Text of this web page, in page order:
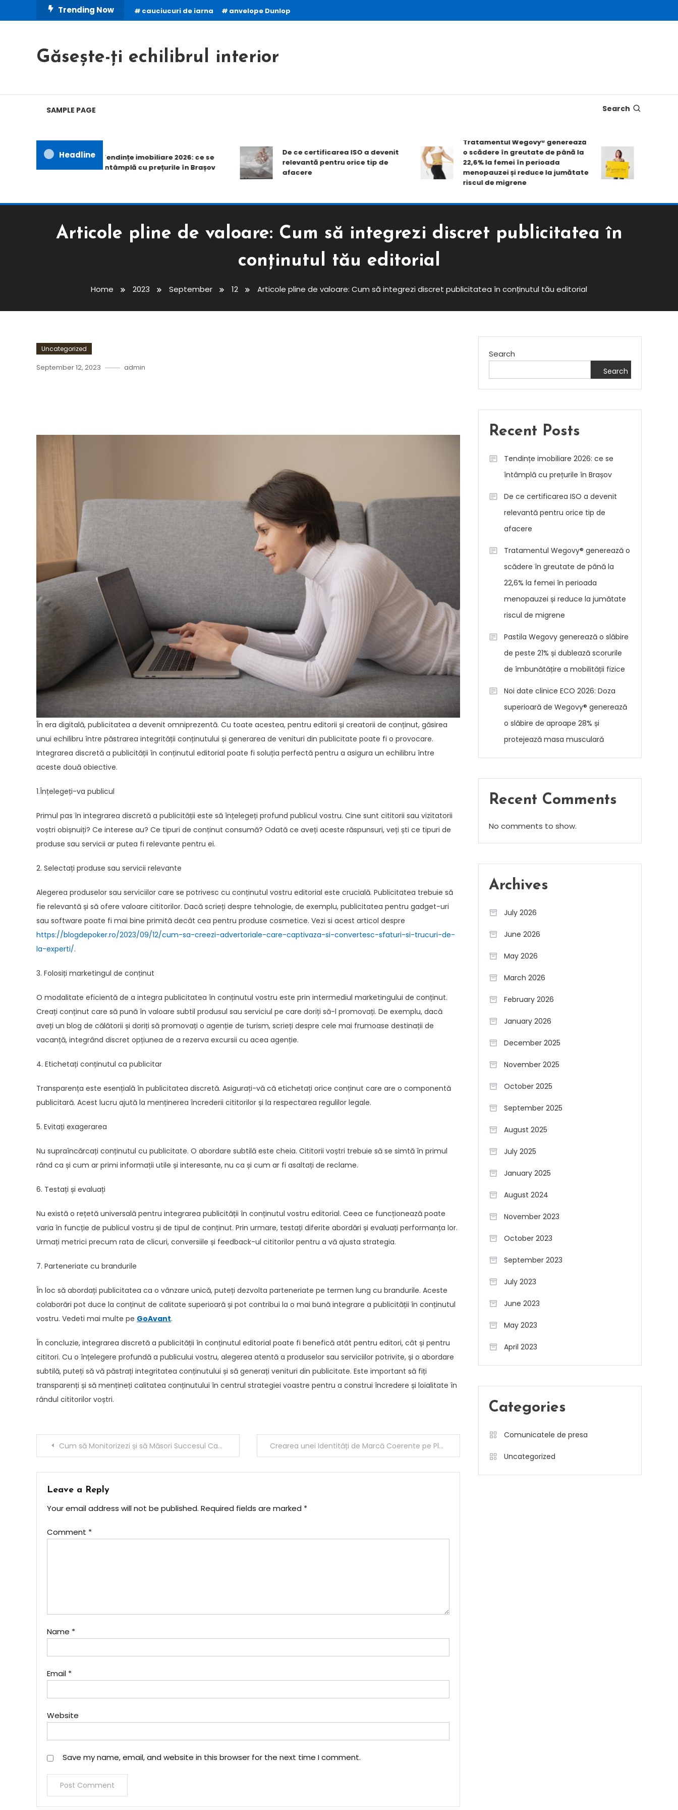
To
Trending Now cauciucuri de iarna anvelope Dunlop
Găsește-ți echilibrul interior
SAMPLE PAGE Search
HeadlineTendințe imobiliare 2026: ce se
întâmplă cu prețurile în Brașov
De ce certificarea ISO a devenit
relevantă pentru orice tip de
afacere
Tratamentul Wegovy® generează
o scădere în greutate de până la
22,6% la femei în perioada
menopauzei și reduce la jumătate
riscul de migrene
Pastila
scorurile de
mobilității
Articole pline de valoare: Cum să integrezi discret publicitatea în
conținutul tău editorial
Home 2023 September 12 Articole pline de valoare: Cum să integrezi discret publicitatea în conținutul tău editorial
Uncategorized
September 12, 2023 admin
În era digitală, publicitatea a devenit omniprezentă. Cu toate acestea, pentru editorii și creatorii de conținut, găsirea
unui echilibru între păstrarea integrității conținutului și generarea de venituri din publicitate poate fi o provocare.
Integrarea discretă a publicității în conținutul editorial poate fi soluția perfectă pentru a asigura un echilibru între
aceste două obiective.
1.Înțelegeți-va publicul
Primul pas în integrarea discretă a publicității este să înțelegeți profund publicul vostru. Cine sunt cititorii sau vizitatorii
voștri obișnuiți? Ce interese au? Ce tipuri de conținut consumă? Odată ce aveți aceste răspunsuri, veți ști ce tipuri de
produse sau servicii ar putea fi relevante pentru ei.
2. Selectați produse sau servicii relevante
Alegerea produselor sau serviciilor care se potrivesc cu conținutul vostru editorial este crucială. Publicitatea trebuie să
fie relevantă și să ofere valoare cititorilor. Dacă scrieți despre tehnologie, de exemplu, publicitatea pentru gadget-uri
sau software poate fi mai bine primită decât cea pentru produse cosmetice. Vezi si acest articol despre
https://blogdepoker.ro/2023/09/12/cum-sa-creezi-advertoriale-care-captivaza-si-convertesc-sfaturi-si-trucuri-de-
la-experti/.
3. Folosiți marketingul de conținut
O modalitate eficientă de a integra publicitatea în conținutul vostru este prin intermediul marketingului de conținut.
Creați conținut care să pună în valoare subtil produsul sau serviciul pe care doriți să-l promovați. De exemplu, dacă
aveți un blog de călătorii și doriți să promovați o agenție de turism, scrieți despre cele mai frumoase destinații de
vacanță, integrând discret opțiunea de a rezerva excursii cu acea agenție.
4. Etichetați conținutul ca publicitar
Transparența este esențială în publicitatea discretă. Asigurați-vă că etichetați orice conținut care are o componentă
publicitară. Acest lucru ajută la menținerea încrederii cititorilor și la respectarea regulilor legale.
5. Evitați exagerarea
Nu supraîncărcați conținutul cu publicitate. O abordare subtilă este cheia. Cititorii voștri trebuie să se simtă în primul
rând ca și cum ar primi informații utile și interesante, nu ca și cum ar fi asaltați de reclame.
6. Testați și evaluați
Nu există o rețetă universală pentru integrarea publicității în conținutul vostru editorial. Ceea ce funcționează poate
varia în funcție de publicul vostru și de tipul de conținut. Prin urmare, testați diferite abordări și evaluați performanța lor.
Urmați metrici precum rata de clicuri, conversiile și feedback-ul cititorilor pentru a vă ajusta strategia.
7. Parteneriate cu brandurile
În loc să abordați publicitatea ca o vânzare unică, puteți dezvolta parteneriate pe termen lung cu brandurile. Aceste
colaborări pot duce la conținut de calitate superioară și pot contribui la o mai bună integrare a publicității în conținutul
vostru. Vedeti mai multe pe GoAvant.
În concluzie, integrarea discretă a publicității în conținutul editorial poate fi benefică atât pentru editori, cât și pentru
cititori. Cu o înțelegere profundă a publicului vostru, alegerea atentă a produselor sau serviciilor potrivite, și o abordare
subtilă, puteți să vă păstrați integritatea conținutului și să generați venituri din publicitate. Este important să fiți
transparenți și să mențineți calitatea conținutului în centrul strategiei voastre pentru a construi încredere și loialitate în
rândul cititorilor voștri.
Post
navigation
Cum să Monitorizezi și să Măsori Succesul Campaniilor tale de SEO Crearea unei Identități de Marcă Coerente pe Platformele de Socializare
Leave a Reply
Your email address will not be published. Required fields are marked *
Comment *
Name *
Email *
Website
Save my name, email, and website in this browser for the next time I comment.
Search
Search
Recent Posts
Tendințe imobiliare 2026: ce se
întâmplă cu prețurile în Brașov
De ce certificarea ISO a devenit
relevantă pentru orice tip de
afacere
Tratamentul Wegovy® generează o
scădere în greutate de până la
22,6% la femei în perioada
menopauzei și reduce la jumătate
riscul de migrene
Pastila Wegovy generează o slăbire
de peste 21% și dublează scorurile
de îmbunătățire a mobilității fizice
Noi date clinice ECO 2026: Doza
superioară de Wegovy® generează
o slăbire de aproape 28% și
protejează masa musculară
Recent Comments
No comments to show.
Archives
July 2026
June 2026
May 2026
March 2026
February 2026
January 2026
December 2025
November 2025
October 2025
September 2025
August 2025
July 2025
January 2025
August 2024
November 2023
October 2023
September 2023
July 2023
June 2023
May 2023
April 2023
Categories
Comunicatele de presa
Uncategorized